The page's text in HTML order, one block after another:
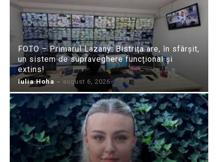
FOTO – Primarul Lazany: Bistrița are, în sfârșit,
un sistem de supraveghere funcțional și
extins!
Iulia Hoha - august 6, 2026